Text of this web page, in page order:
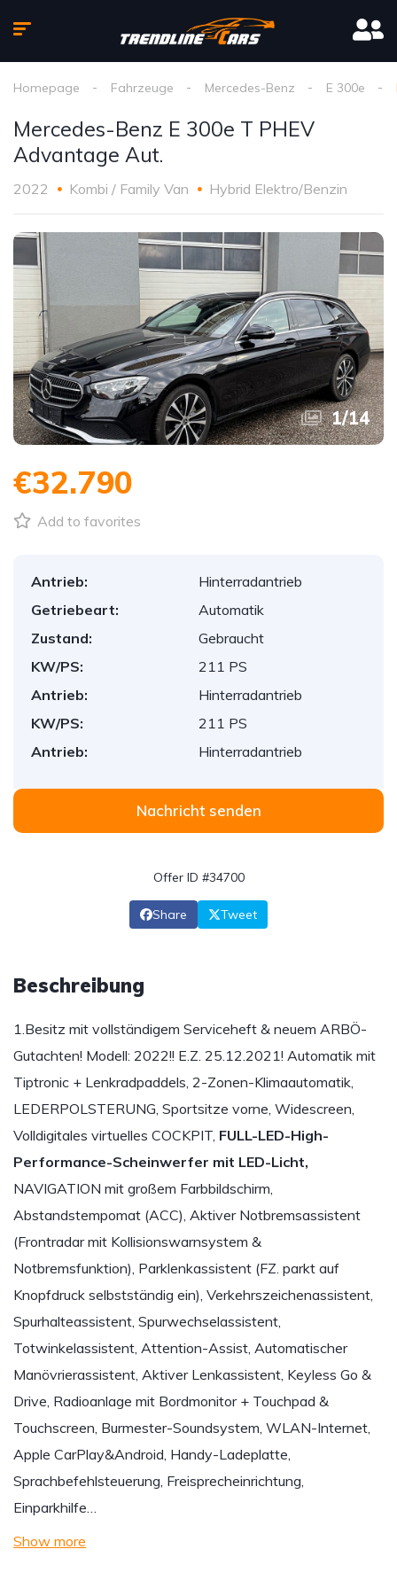
Homepage Fahrzeuge Mercedes-Benz E 300e
Mercedes-Benz E 300e T PHEV
Advantage Aut.
2022 Kombi / Family Van Hybrid Elektro/Benzin
1/14
€32.790
Add to favorites
Antrieb:
Hinterradantrieb
Getriebeart:
Automatik
Zustand:
Gebraucht
KW/PS:
211 PS
Antrieb:
Hinterradantrieb
KW/PS:
211 PS
Antrieb:
Hinterradantrieb
Nachricht senden
Offer ID #34700
Share Tweet
Beschreibung
1.Besitz mit vollständigem Serviceheft & neuem ARBÖ-
Gutachten! Modell: 2022!! E.Z. 25.12.2021! Automatik mit
Tiptronic + Lenkradpaddels, 2-Zonen-Klimaautomatik,
LEDERPOLSTERUNG, Sportsitze vorne, Widescreen,
Volldigitales virtuelles COCKPIT, FULL-LED-High-
Performance-Scheinwerfer mit LED-Licht,
NAVIGATION mit großem Farbbildschirm,
Abstandstempomat (ACC), Aktiver Notbremsassistent
(Frontradar mit Kollisionswarnsystem &
Notbremsfunktion), Parklenkassistent (FZ. parkt auf
Knopfdruck selbstständig ein), Verkehrszeichenassistent,
Spurhalteassistent, Spurwechselassistent,
Totwinkelassistent, Attention-Assist, Automatischer
Manövrierassistent, Aktiver Lenkassistent, Keyless Go &
Drive, Radioanlage mit Bordmonitor + Touchpad &
Touchscreen, Burmester-Soundsystem, WLAN-Internet,
Apple CarPlay&Android, Handy-Ladeplatte,
Sprachbefehlsteuerung, Freisprecheinrichtung,
Einparkhilfe…
Show more